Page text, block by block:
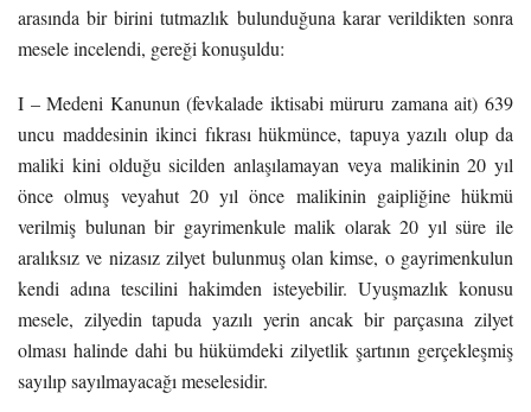
arasında bir birini tutmazlık bulunduğuna karar verildikten sonra
mesele incelendi, gereği konuşuldu:
I – Medeni Kanunun (fevkalade iktisabi müruru zamana ait) 639
uncu maddesinin ikinci fıkrası hükmünce, tapuya yazılı olup da
maliki kini olduğu sicilden anlaşılamayan veya malikinin 20 yıl
önce olmuş veyahut 20 yıl önce malikinin gaipliğine hükmü
verilmiş bulunan bir gayrimenkule malik olarak 20 yıl süre ile
aralıksız ve nizasız zilyet bulunmuş olan kimse, o gayrimenkulun
kendi adına tescilini hakimden isteyebilir. Uyuşmazlık konusu
mesele, zilyedin tapuda yazılı yerin ancak bir parçasına zilyet
olması halinde dahi bu hükümdeki zilyetlik şartının gerçekleşmiş
sayılıp sayılmayacağı meselesidir.